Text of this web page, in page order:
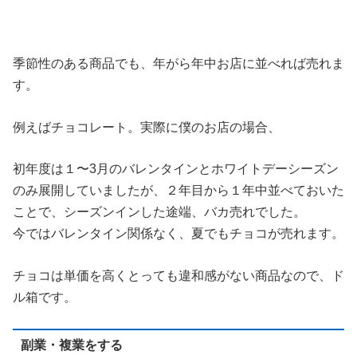
季節性のある商品でも、年がら年中お店に並べれば売れま
す。
例えばチョコレート。実際に僕のお店の場合、
初年度は１〜3月のバレンタインとホワイトデーシーズン
のみ展開していましたが、２年目から１年中並べておいた
ことで、シーズンインした途端、バカ売れでした。
今ではバレンタイン関係なく、夏でもチョコが売れます。
チョコは単価を高くとっても違和感がない商品なので、ド
ル箱です。
副業・複業をする